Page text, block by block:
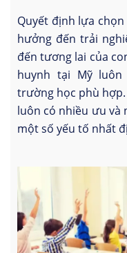
Quyết định lựa
hưởng đến trải
đến tương lai của
huynh tại Mỹ
trường học phù
luôn có nhiều ưu và
một số yếu tố nhất